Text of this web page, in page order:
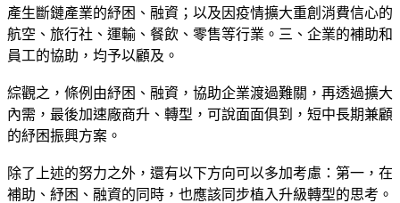
產生斷鏈產業的紓困、融資；以及因疫情擴大重創消費信心的
航空、旅行社、運輸、餐飲、零售等行業。三、企業的補助和
員工的協助，均予以顧及。
綜觀之，條例由紓困、融資，協助企業渡過難關，再透過擴大
內需，最後加速廠商升、轉型，可說面面俱到，短中長期兼顧
的紓困振興方案。
除了上述的努力之外，還有以下方向可以多加考慮：第一，在
補助、紓困、融資的同時，也應該同步植入升級轉型的思考。